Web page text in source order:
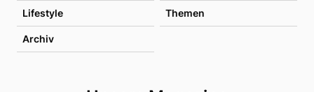
Lifestyle Themen
Archiv